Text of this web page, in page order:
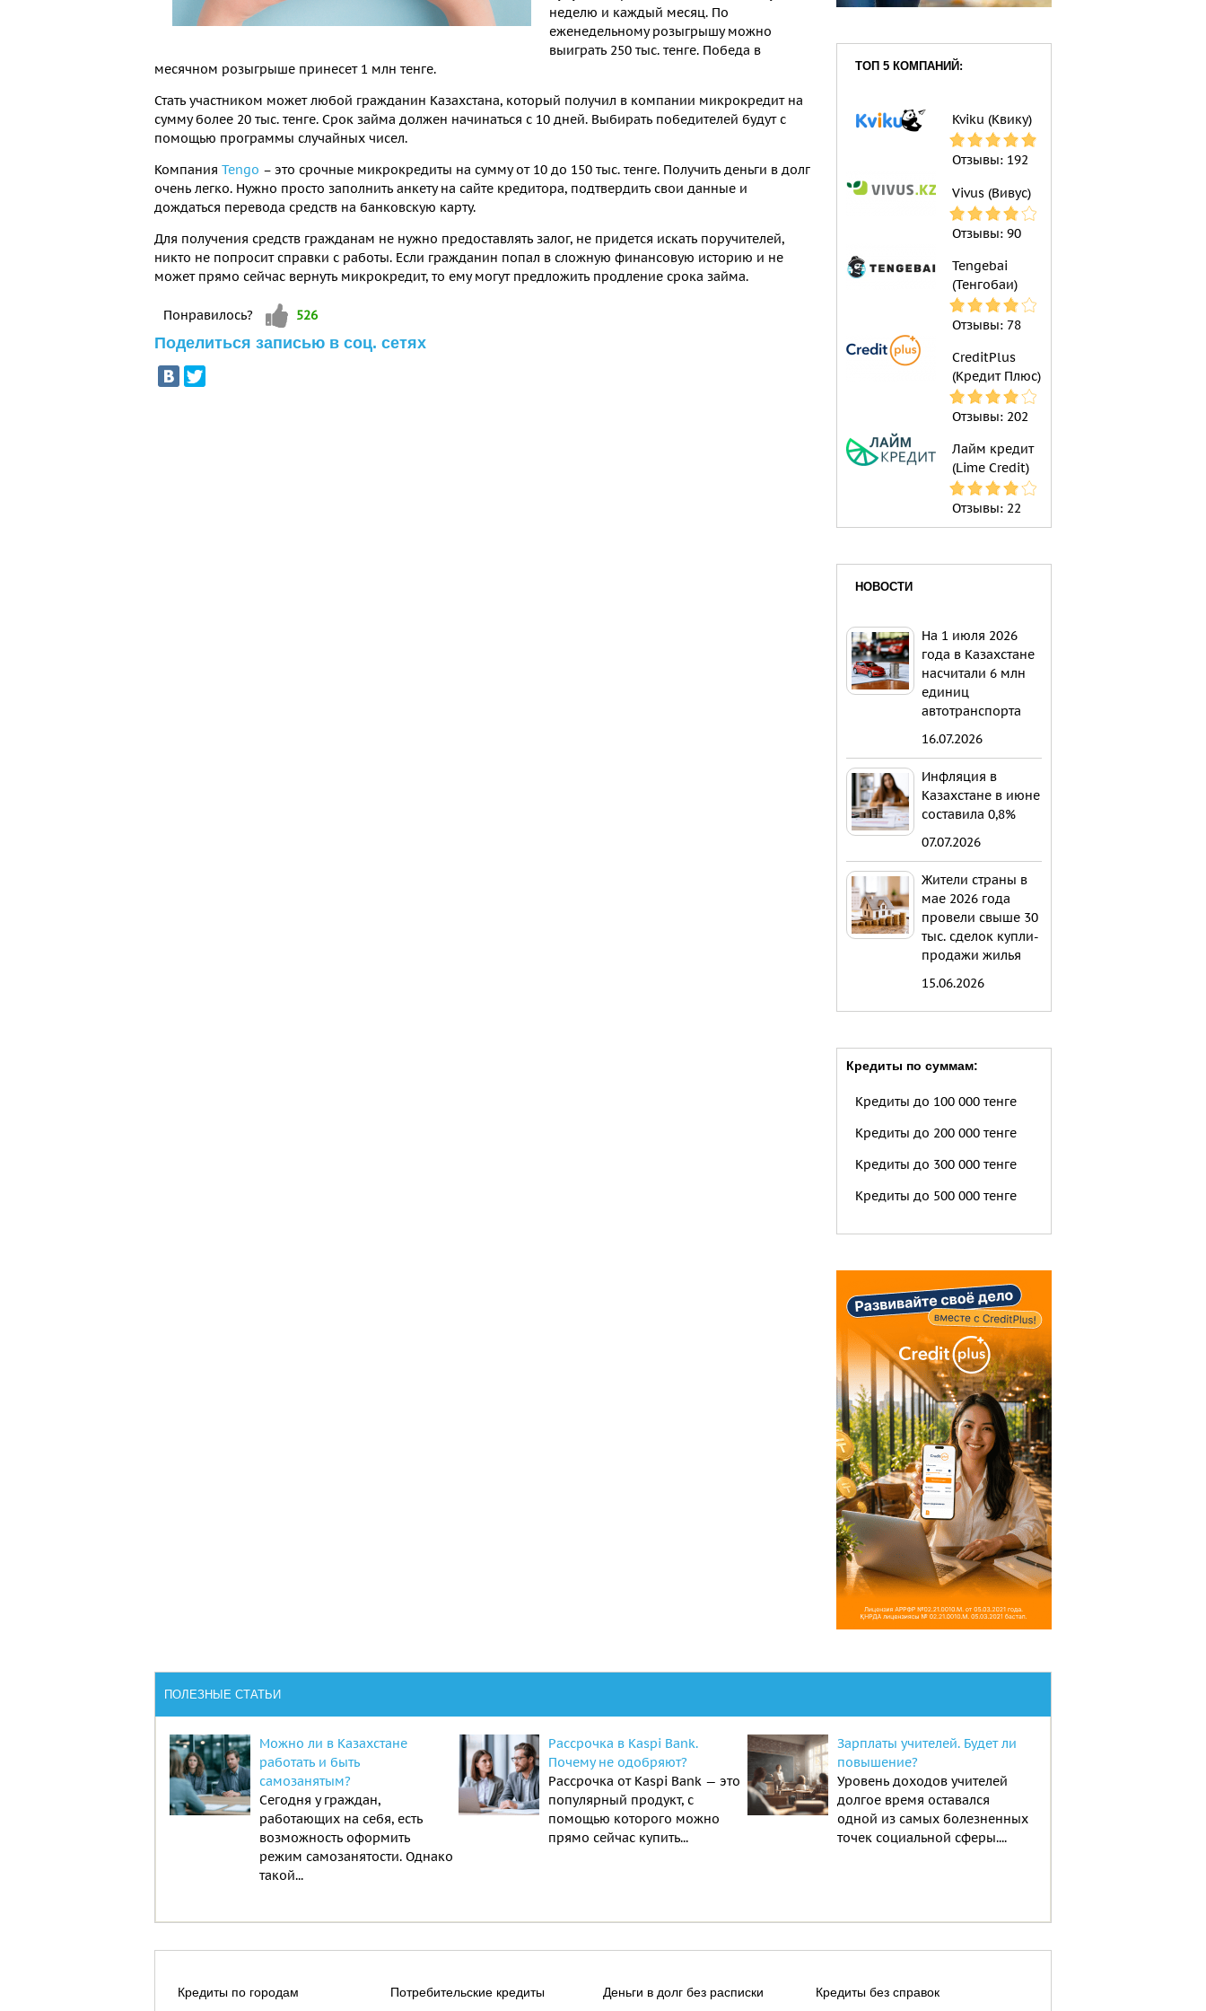
неделю и каждый месяц. По
еженедельному розыгрышу можно
выиграть 250 тыс. тенге. Победа в
месячном розыгрыше принесет 1 млн тенге.
Стать участником может любой гражданин Казахстана, который получил в компании микрокредит на
сумму более 20 тыс. тенге. Срок займа должен начинаться с 10 дней. Выбирать победителей будут с
помощью программы случайных чисел.
Компания Tengo – это срочные микрокредиты на сумму от 10 до 150 тыс. тенге. Получить деньги в долг
очень легко. Нужно просто заполнить анкету на сайте кредитора, подтвердить свои данные и
дождаться перевода средств на банковскую карту.
Для получения средств гражданам не нужно предоставлять залог, не придется искать поручителей,
никто не попросит справки с работы. Если гражданин попал в сложную финансовую историю и не
может прямо сейчас вернуть микрокредит, то ему могут предложить продление срока займа.
Понравилось? Vote up!
526
Поделиться записью в соц. сетях
ТОП 5 КОМПАНИЙ:
Kviku (Квику)
Отзывы: 192
Vivus (Вивус)
Отзывы: 90
Tengebai
(Тенгобаи)
Отзывы: 78
CreditPlus
(Кредит Плюс)
Отзывы: 202
Лайм кредит
(Lime Credit)
Отзывы: 22
НОВОСТИ
На 1 июля 2026
года в Казахстане
насчитали 6 млн
единиц
автотранспорта
16.07.2026
Инфляция в
Казахстане в июне
составила 0,8%
07.07.2026
Жители страны в
мае 2026 года
провели свыше 30
тыс. сделок купли-
продажи жилья
15.06.2026
Кредиты по суммам:
Кредиты до 100 000 тенге
Кредиты до 200 000 тенге
Кредиты до 300 000 тенге
Кредиты до 500 000 тенге
ПОЛЕЗНЫЕ СТАТЬИ
Можно ли в Казахстане
работать и быть
самозанятым?
Сегодня у граждан,
работающих на себя, есть
возможность оформить
режим самозанятости. Однако
такой...
Рассрочка в Kaspi Bank.
Почему не одобряют?
Рассрочка от Kaspi Bank — это
популярный продукт, с
помощью которого можно
прямо сейчас купить...
Зарплаты учителей. Будет ли
повышение?
Уровень доходов учителей
долгое время оставался
одной из самых болезненных
точек социальной сферы....
Кредиты по городам Потребительские кредиты Деньги в долг без расписки Кредиты без справок